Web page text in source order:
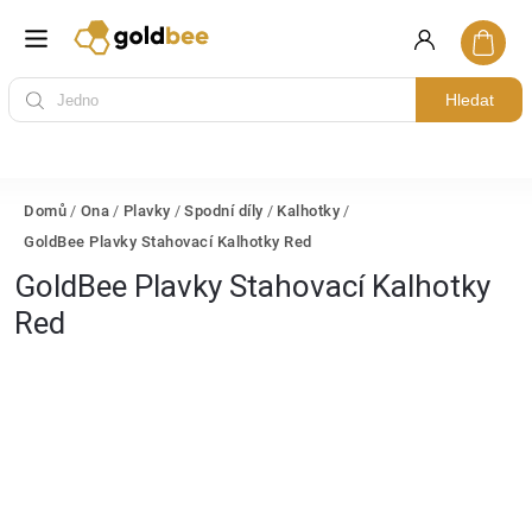
Hledat
Domů / Ona / Plavky / Spodní díly / Kalhotky /
GoldBee Plavky Stahovací Kalhotky Red
GoldBee Plavky Stahovací Kalhotky
Red